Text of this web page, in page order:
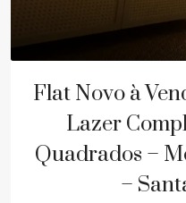
Flat Novo à
Lazer
Quadrados –
–